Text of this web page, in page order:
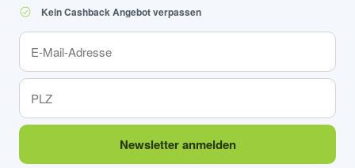
Kein Cashback Angebot verpassen
Newsletter anmelden